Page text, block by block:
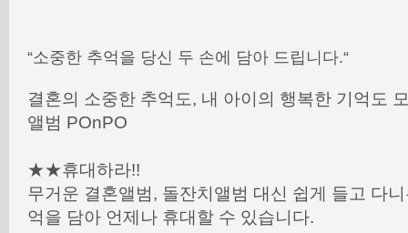
“소중한 추억을 당신 두 손에 담아 드립니다.“
결혼의 소중한 추억도, 내 아이의 행복한 기억도
앨범 POnPO
★★휴대하라!!
무거운 결혼앨범, 돌잔치앨범 대신 쉽게 들고 다
억을 담아 언제나 휴대할 수 있습니다.